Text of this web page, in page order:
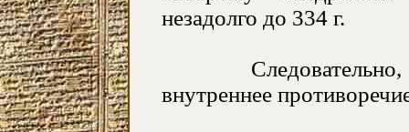
незадолго до 334 г.
Следовательно,
внутреннее